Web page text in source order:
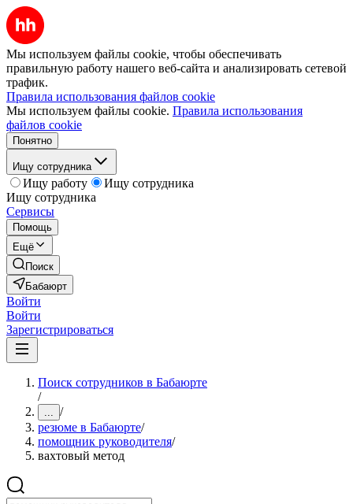
Мы используем файлы cookie, чтобы обеспечивать
правильную работу нашего веб-сайта и анализировать сетевой
трафик.
Правила использования файлов cookie
Мы используем файлы cookie. Правила использования
файлов cookie
Понятно
Ищу сотрудника
Ищу работу
Ищу сотрудника
Ищу сотрудника
Сервисы
Помощь
Ещё
Поиск
Бабаюрт
Войти
Войти
Зарегистрироваться
Поиск сотрудников в Бабаюрте
/
... /
резюме в Бабаюрте/
помощник руководителя/
вахтовый метод